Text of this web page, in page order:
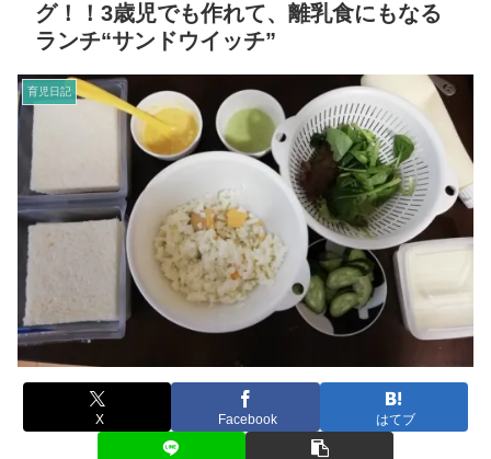
グ！！3歳児でも作れて、離乳食にもなる
ランチ“サンドウイッチ”
育児日記
X Facebook はてブ